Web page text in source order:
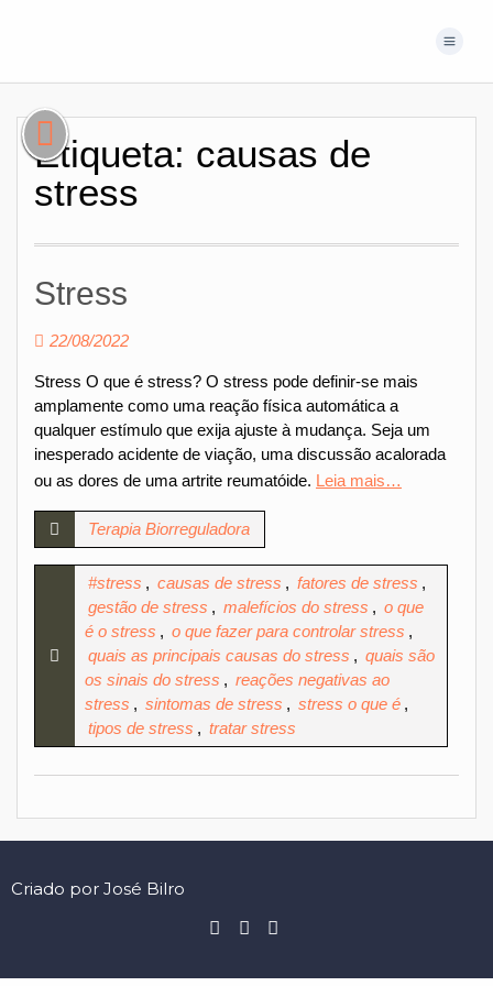
Etiqueta: causas de
stress
Stress
22/08/2022
Stress O que é stress? O stress pode definir-se mais
amplamente como uma reação física automática a
qualquer estímulo que exija ajuste à mudança. Seja um
inesperado acidente de viação, uma discussão acalorada
ou as dores de uma artrite reumatóide. Leia mais…
Terapia Biorreguladora
#stress , causas de stress , fatores de stress ,
gestão de stress , malefícios do stress , o que
é o stress , o que fazer para controlar stress ,
quais as principais causas do stress , quais são
os sinais do stress , reações negativas ao
stress , sintomas de stress , stress o que é ,
tipos de stress , tratar stress
Criado por José Bilro